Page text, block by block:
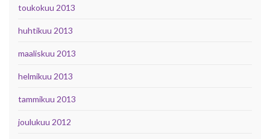
toukokuu 2013
huhtikuu 2013
maaliskuu 2013
helmikuu 2013
tammikuu 2013
joulukuu 2012